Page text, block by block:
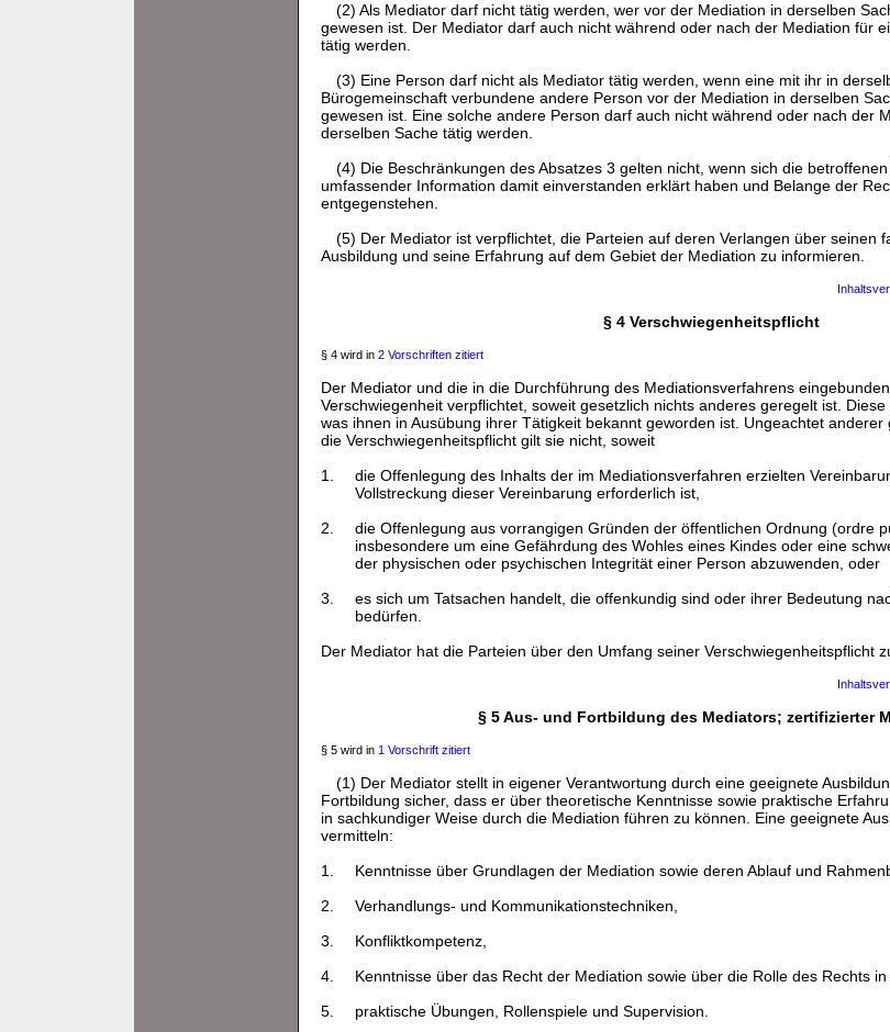
(2) Als Mediator darf nicht tätig werden, wer vor der Mediation in derselben
gewesen ist. Der Mediator darf auch nicht während oder nach der Mediation für
tätig werden.
(3) Eine Person darf nicht als Mediator tätig werden, wenn eine mit ihr in
Bürogemeinschaft verbundene andere Person vor der Mediation in derselben
gewesen ist. Eine solche andere Person darf auch nicht während oder nach der
derselben Sache tätig werden.
(4) Die Beschränkungen des Absatzes 3 gelten nicht, wenn sich die
umfassender Information damit einverstanden erklärt haben und Belange der
entgegenstehen.
(5) Der Mediator ist verpflichtet, die Parteien auf deren Verlangen über seinen
Ausbildung und seine Erfahrung auf dem Gebiet der Mediation zu informieren.
§ 4 Verschwiegenheitspflicht
§ 4 wird in 2 Vorschriften zitiert
Der Mediator und die in die Durchführung des Mediationsverfahrens
Verschwiegenheit verpflichtet, soweit gesetzlich nichts anderes geregelt ist. Diese
was ihnen in Ausübung ihrer Tätigkeit bekannt geworden ist. Ungeachtet
die Verschwiegenheitspflicht gilt sie nicht, soweit
1.
die Offenlegung des Inhalts der im Mediationsverfahren erzielten
Vollstreckung dieser Vereinbarung erforderlich ist,
2.
die Offenlegung aus vorrangigen Gründen der öffentlichen Ordnung (ordre
insbesondere um eine Gefährdung des Wohles eines Kindes oder eine
der physischen oder psychischen Integrität einer Person abzuwenden, oder
3.
es sich um Tatsachen handelt, die offenkundig sind oder ihrer Bedeutung
bedürfen.
Der Mediator hat die Parteien über den Umfang seiner Verschwiegenheitspflicht
§ 5 Aus- und Fortbildung des Mediators; zertifizierter
§ 5 wird in 1 Vorschrift zitiert
(1) Der Mediator stellt in eigener Verantwortung durch eine geeignete
Fortbildung sicher, dass er über theoretische Kenntnisse sowie praktische
in sachkundiger Weise durch die Mediation führen zu können. Eine geeignete
vermitteln:
1.
Kenntnisse über Grundlagen der Mediation sowie deren Ablauf und
2.
Verhandlungs- und Kommunikationstechniken,
3.
Konfliktkompetenz,
4.
Kenntnisse über das Recht der Mediation sowie über die Rolle des Rechts
5.
praktische Übungen, Rollenspiele und Supervision.